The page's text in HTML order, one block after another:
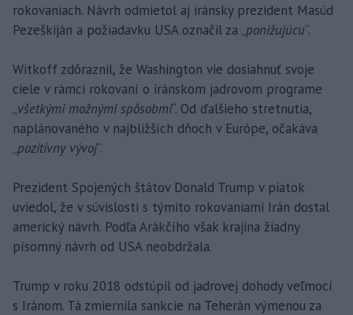
rokovaniach. Návrh odmietol aj iránsky prezident Masúd
Pezeškiján a požiadavku USA označil za „ponižujúcu“.
Witkoff zdôraznil, že Washington vie dosiahnuť svoje
ciele v rámci rokovaní o iránskom jadrovom programe
„všetkými možnými spôsobmi“. Od ďalšieho stretnutia,
naplánovaného v najbližších dňoch v Európe, očakáva
„pozitívny vývoj“.
Prezident Spojených štátov Donald Trump v piatok
uviedol, že v súvislosti s týmito rokovaniami Irán dostal
americký návrh. Podľa Arákčího však krajina žiadny
písomný návrh od USA neobdržala.
Trump v roku 2018 odstúpil od jadrovej dohody veľmocí
s Iránom. Tá zmiernila sankcie na Teherán výmenou za